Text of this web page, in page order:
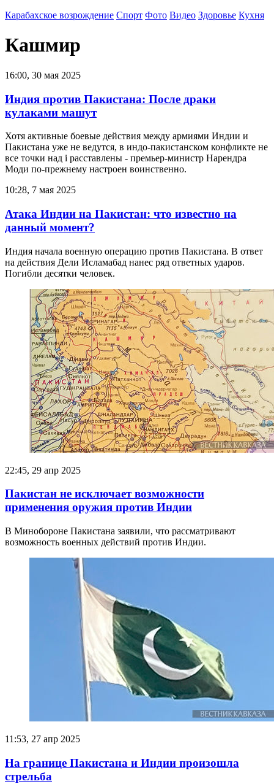
Карабахское возрождение Спорт Фото Видео Здоровье Кухня
Кашмир
16:00, 30 мая 2025
Индия против Пакистана: После драки
кулаками машут
Хотя активные боевые действия между армиями Индии и
Пакистана уже не ведутся, в индо-пакистанском конфликте не
все точки над i расставлены - премьер-министр Нарендра
Моди по-прежнему настроен воинственно.
10:28, 7 мая 2025
Атака Индии на Пакистан: что известно на
данный момент?
Индия начала военную операцию против Пакистана. В ответ
на действия Дели Исламабад нанес ряд ответных ударов.
Погибли десятки человек.
22:45, 29 апр 2025
Пакистан не исключает возможности
применения оружия против Индии
В Минобороне Пакистана заявили, что рассматривают
возможность военных действий против Индии.
11:53, 27 апр 2025
На границе Пакистана и Индии произошла
стрельба